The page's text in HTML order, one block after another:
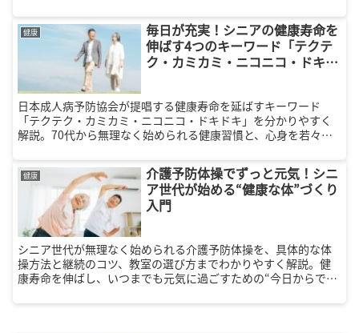
健康
毎日が充実！シニアの健康寿命を
伸ばす4つのキーワード「テクテ
ク・カミカミ・ニコニコ・ドキド
日本成人病予防協会が提唱する健康寿命を延ばすキーワード
「テクテク・カミカミ・ニコニコ・ドキドキ」を分かりやすく
解説。70代から無理なく始められる健康習慣と、心身を若々し
しい働き方」の魅力をご紹介します。
健康
介護予防体操でずっと元気！シニ
ア世代が始める“健康な体”づくり
入門
シニア世代が無理なく始められる介護予防体操を、具体的な体
操方法と継続のコツ、教室の選び方までわかりやすく解説。健
康寿命を伸ばし、いつまでも元気に過ごすための“今日からでき